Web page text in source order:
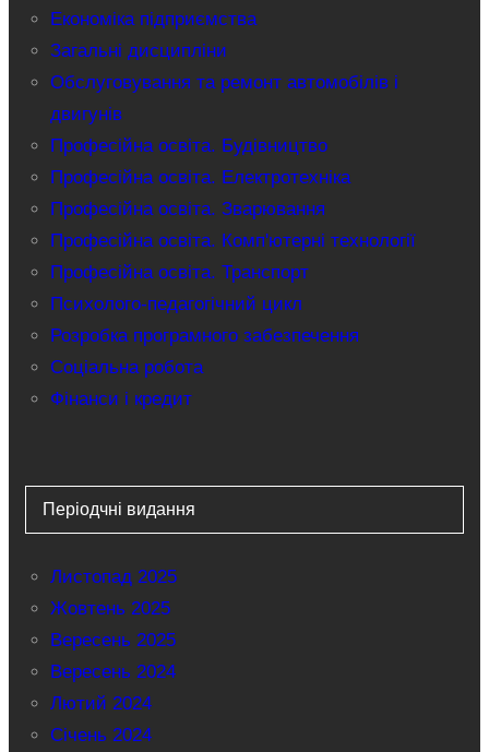
Економіка підприємства
Загальні дисципліни
Обслуговування та ремонт автомобілів і
двигунів
Професійна освіта. Будівництво
Професійна освіта. Електротехніка
Професійна освіта. Зварювання
Професійна освіта. Комп'ютерні технології
Професійна освіта. Транспорт
Психолого-педагогічний цикл
Розробка програмного забезпечення
Соціальна робота
Фінанси і кредит
Періодчні видання
Листопад 2025
Жовтень 2025
Вересень 2025
Вересень 2024
Лютий 2024
Січень 2024